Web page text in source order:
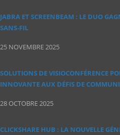
JABRA ET SCREENBEAM : LE DUO
SANS‑FIL
25 NOVEMBRE 2025
SOLUTIONS DE VISIOCONFÉRENCE
INNOVANTE AUX DÉFIS DE
28 OCTOBRE 2025
CLICKSHARE HUB : LA NOUVELLE